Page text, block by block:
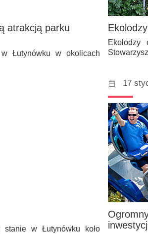
atrakcją parku
Łutynówku w okolicach
Ekolodzy
stanie w Łutynówku koło
17